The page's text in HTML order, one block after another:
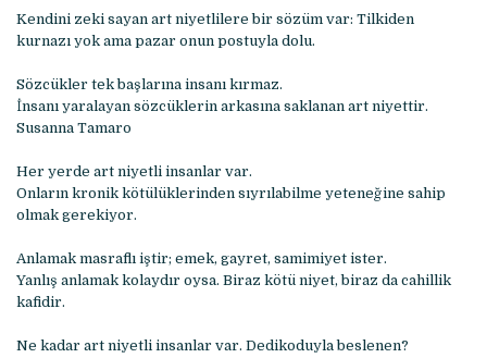
Kendini zeki sayan art niyetlilere bir sözüm var: Tilkiden
kurnazı yok ama pazar onun postuyla dolu.
Sözcükler tek başlarına insanı kırmaz.
İnsanı yaralayan sözcüklerin arkasına saklanan art niyettir.
Susanna Tamaro
Her yerde art niyetli insanlar var.
Onların kronik kötülüklerinden sıyrılabilme yeteneğine sahip
olmak gerekiyor.
Anlamak masraflı iştir; emek, gayret, samimiyet ister.
Yanlış anlamak kolaydır oysa. Biraz kötü niyet, biraz da cahillik
kafidir.
Ne kadar art niyetli insanlar var. Dedikoduyla beslenen?